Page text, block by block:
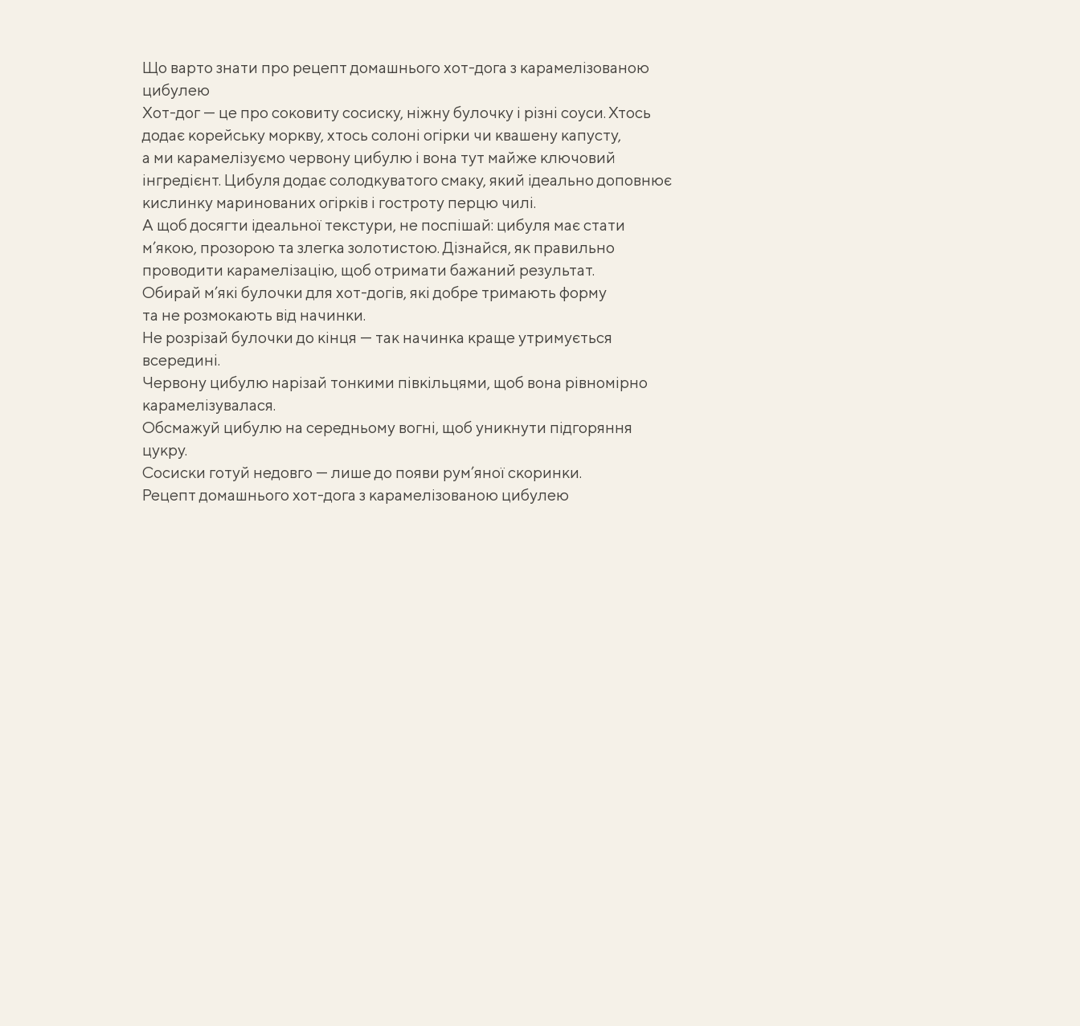
Що варто знати про рецепт домашнього хот-дога з карамелізованою
цибулею
Хот-дог — це про соковиту сосиску, ніжну булочку і різні соуси. Хтось
додає корейську моркву, хтось солоні огірки чи квашену капусту,
а ми карамелізуємо червону цибулю і вона тут майже ключовий
інгредієнт. Цибуля додає солодкуватого смаку, який ідеально доповнює
кислинку маринованих огірків і гостроту перцю чилі.
А щоб досягти ідеальної текстури, не поспішай: цибуля має стати
м’якою, прозорою та злегка золотистою. Дізнайся, як правильно
проводити карамелізацію, щоб отримати бажаний результат.
Обирай м’які булочки для хот-догів, які добре тримають форму
та не розмокають від начинки.
Не розрізай булочки до кінця — так начинка краще утримується
всередині.
Червону цибулю нарізай тонкими півкільцями, щоб вона рівномірно
карамелізувалася.
Обсмажуй цибулю на середньому вогні, щоб уникнути підгоряння
цукру.
Сосиски готуй недовго — лише до появи рум’яної скоринки.
Рецепт домашнього хот-дога з карамелізованою цибулею